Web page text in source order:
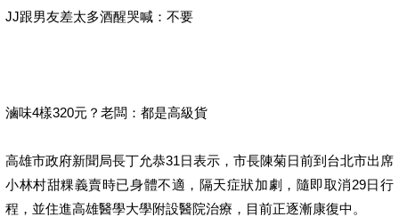
JJ跟男友差太多酒醒哭喊：不要
滷味4樣320元？老闆：都是高級貨
高雄市政府新聞局長丁允恭31日表示，市長陳菊日前到台北市出席
小林村甜粿義賣時已身體不適，隔天症狀加劇，隨即取消29日行
程，並住進高雄醫學大學附設醫院治療，目前正逐漸康復中。